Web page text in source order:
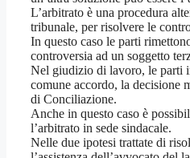
L’arbitrato è una procedura
tribunale, per risolvere le
In questo caso le parti
controversia ad un soggetto
Nel giudizio di lavoro, le parti
comune accordo, la decisione
di Conciliazione.
Anche in questo caso è
l’arbitrato in sede sindacale.
Nelle due ipotesi trattate di